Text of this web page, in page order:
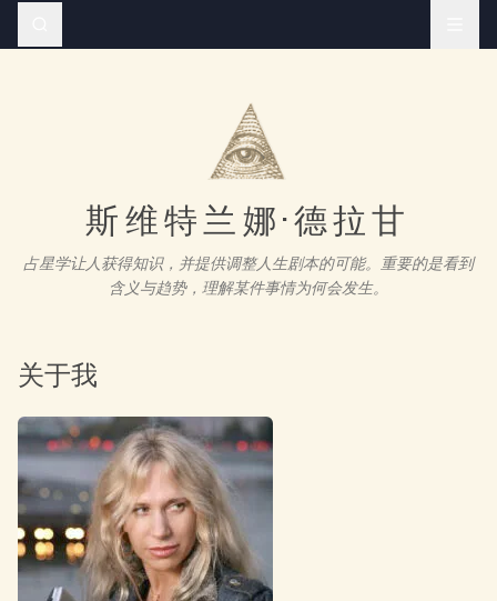
斯维特兰娜·德拉甘
占星学让人获得知识，并提供调整人生剧本的可能。重要的是看到
含义与趋势，理解某件事情为何会发生。
关于我